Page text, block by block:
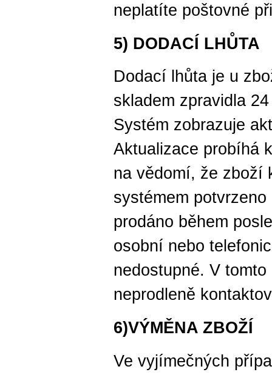
neplatíte poštovné
5) DODACÍ LHŮTA
Dodací lhůta je u
skladem zpravidla
Systém zobrazuje
Aktualizace probíhá
na vědomí, že zboží
systémem
prodáno během
osobní nebo
nedostupné. V
neprodleně
6)VÝMĚNA ZBOŽÍ
Ve vyjímečných